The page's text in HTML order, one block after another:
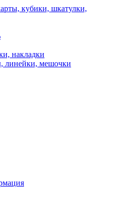
кубики, шкатулки,
накладки
линейки, мешочки